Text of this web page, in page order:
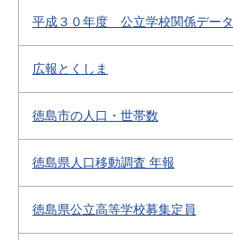
平成３０年度 公立学校関係データ
広報とくしま
徳島市の人口・世帯数
徳島県人口移動調査 年報
徳島県公立高等学校募集定員